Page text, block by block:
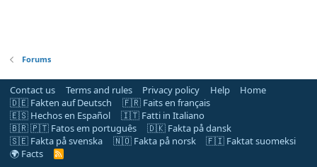
Forums
Contact us Terms and rules Privacy policy Help
Home
🇩🇪 Fakten auf Deutsch
🇫🇷 Faits en français
🇪🇸 Hechos en Español
🇮🇹 Fatti in Italiano
🇧🇷 🇵🇹 Fatos em português
🇩🇰 Fakta på dansk
🇸🇪 Fakta på svenska
🇳🇴 Fakta på norsk
🇫🇮 Faktat suomeksi
🌍 Facts
R